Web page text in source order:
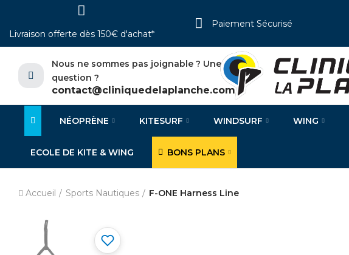
Livraison offerte dès 150€ d'achat*
Paiement Sécurisé
Nous ne sommes pas joignable ? Une
question ?
contact@cliniquedelaplanche.com
NÉOPRÈNE KITESURF WINDSURF WING
ECOLE DE KITE & WING BONS PLANS
Accueil Sports Nautiques F-ONE Harness Line